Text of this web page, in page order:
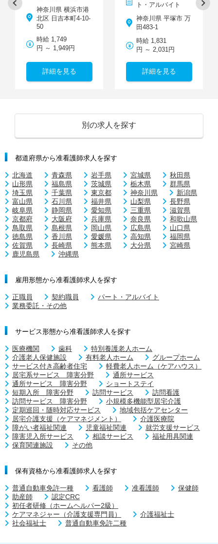
神奈川県 横浜市港
北区 日吉本町4‐10‐
50
時給 1,749
円 ～ 1,949円
詳細を見る
ト・アルバイト
神奈川県 平塚市 万
田483-1
時給 1,831
円 ～ 2,031円
詳細を見る
別の求人を探す
都道府県から准看護師求人を探す
北海道 青森県 岩手県 宮城県
秋田県
山形県
福島県 茨城県 栃木県
群馬県
埼玉県
千葉県 東京都 神奈川県
新潟県
富山県
石川県 福井県 山梨県
長野県
岐阜県
静岡県 愛知県 三重県
滋賀県
京都府
大阪府 兵庫県 奈良県
和歌山県
鳥取県
島根県 岡山県 広島県
山口県
徳島県
香川県 愛媛県 高知県
福岡県
佐賀県
長崎県 熊本県 大分県
宮崎県
鹿児島県
沖縄県
雇用形態から准看護師求人を探す
正職員 契約職員
パート・アルバイト
業務委託・その他
サービス形態から准看護師求人を探す
医療機関 歯科
特別養護老人ホーム
介護老人保健施設
有料老人ホーム
グループホーム
サービス付き高齢者住宅
軽費老人ホーム（ケアハウス）
居宅系サービス 障害分野
通所サービス
通所サービス 障害分野
ショートステイ
短期入所 障害分野
訪問サービス
訪問看護
訪問サービス 障害分野
小規模多機能型居宅介護
定期巡回・随時対応サービス
地域包括ケアセンター
居宅介護支援（ケアマネジメント）
介護医療院
障がい者福祉関連
児童福祉関連
就労支援サービス
障害児入所サービス
相談サービス
福祉用具関連
保育関連施設
その他
保有資格から准看護師求人を探す
普通自動車免許一種 看護師 准看護師
保健師
助産師
認定CRC
初任者研修（ホームヘルパー2級）
ケアマネジャー（介護支援専門員）
介護福祉士
社会福祉士
普通自動車免許二種